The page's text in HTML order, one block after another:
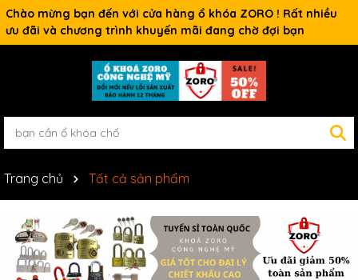
Chào mừng bạn đến với cửa hàng ổ khóa ZORO ! Rất nhiều
ưu đãi và chương trình khuyến mãi đang chờ đợi bạn
Trang chủ Tất cả sản phẩm